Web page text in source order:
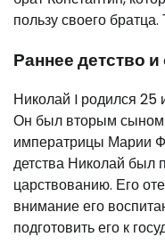
пользу своего
Раннее детство
Николай I родился 25
Он был вторым
императрицы Марии
детства Николай был
царствованию. Его
внимание его
подготовить его к